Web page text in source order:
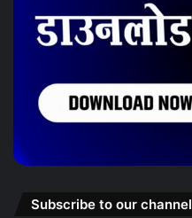
Subscribe to our channel